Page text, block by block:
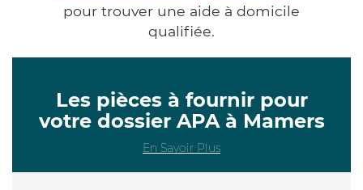
pour trouver une aide à domicile
qualifiée.
Les pièces à fournir pour
votre dossier APA à Mamers
En Savoir Plus